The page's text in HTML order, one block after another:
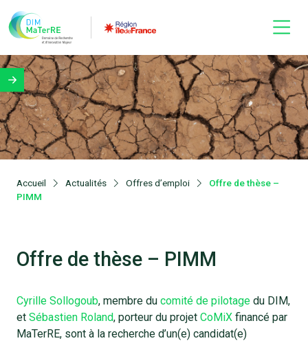
Accueil Actualités Offres d’emploi
Offre de thèse –
PIMM
Offre de thèse – PIMM
Cyrille Sollogoub, membre du comité de pilotage du DIM,
et Sébastien Roland, porteur du projet CoMiX financé par
MaTerRE, sont à la recherche d’un(e) candidat(e)